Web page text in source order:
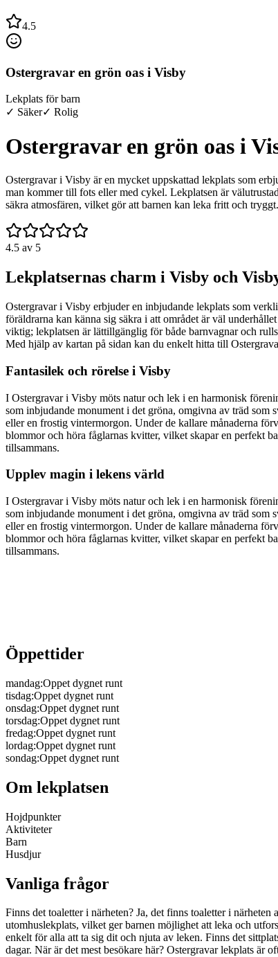
4.5
Ostergravar en grön oas i Visby
Lekplats för barn
✓ Säker✓ Rolig
Ostergravar en grön oas i
Ostergravar i Visby är en mycket uppskattad lekplats som
man kommer till fots eller med cykel. Lekplatsen är
säkra atmosfären, vilket gör att barnen kan leka fritt och
4.5 av 5
Lekplatsernas charm i Visby och
Ostergravar i Visby erbjuder en inbjudande lekplats som
föräldrarna kan känna sig säkra i att området är väl
viktig; lekplatsen är lättillgänglig för både barnvagnar och
Med hjälp av kartan på sidan kan du enkelt hitta till
Fantasilek och rörelse i Visby
I Ostergravar i Visby möts natur och lek i en harmonisk
som inbjudande monument i det gröna, omgivna av träd som
eller en frostig vintermorgon. Under de kallare månaderna
blommor och höra fåglarnas kvitter, vilket skapar en perfekt
tillsammans.
Upplev magin i lekens värld
I Ostergravar i Visby möts natur och lek i en harmonisk
som inbjudande monument i det gröna, omgivna av träd som
eller en frostig vintermorgon. Under de kallare månaderna
blommor och höra fåglarnas kvitter, vilket skapar en perfekt
tillsammans.
Öppettider
mandag:Oppet dygnet runt
tisdag:Oppet dygnet runt
onsdag:Oppet dygnet runt
torsdag:Oppet dygnet runt
fredag:Oppet dygnet runt
lordag:Oppet dygnet runt
sondag:Oppet dygnet runt
Om lekplatsen
Hojdpunkter
Aktiviteter
Barn
Husdjur
Vanliga frågor
Finns det toaletter i närheten? Ja, det finns toaletter i
utomhuslekplats, vilket ger barnen möjlighet att leka och
enkelt för alla att ta sig dit och njuta av leken. Finns det
dagar. När är det mest besökare här? Ostergravar lekplats är